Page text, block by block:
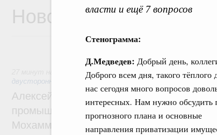
власти и ещё 7 вопросов
Стенограмма:
Д.Медведев: Добрый день,
Доброго всем дня, такого
нас сегодня много вопросов
интересных. Нам нужно обсудить
прогнозного плана и основные
направления приватизации
Новости
Экономические отношения с
двусторонней основе
Алексей Оверчук провёл рабочую
промышленности, недропользования и
Мохаммадом Атабаком